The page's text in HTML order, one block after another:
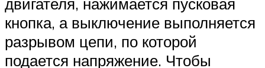
кнопка, а выключение выполняется
разрывом цепи, по которой
подается напряжение. Чтобы